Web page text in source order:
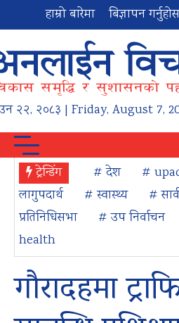
हाम्रो बारेमा बिज्ञापन गर्नुहोस
२२, २०८३ | Friday, August 7,
ट्रेन्डिंग # देश #
लागुपदार्थ
# स्वास्थ्य #
प्रतिनिधिसभा
# उप निर्वाचन
health
गौरादहमा